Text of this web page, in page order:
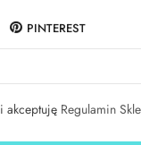
PINTEREST
akceptuję Regulamin